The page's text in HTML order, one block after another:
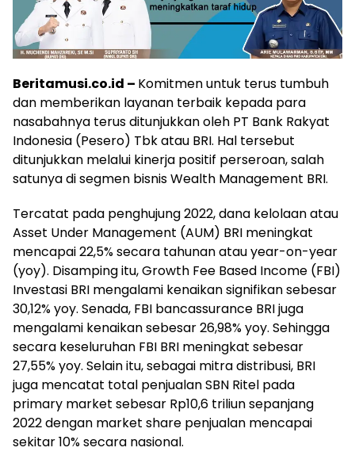
Beritamusi.co.id – Komitmen untuk terus tumbuh
dan memberikan layanan terbaik kepada para
nasabahnya terus ditunjukkan oleh PT Bank Rakyat
Indonesia (Pesero) Tbk atau BRI. Hal tersebut
ditunjukkan melalui kinerja positif perseroan, salah
satunya di segmen bisnis Wealth Management BRI.
Tercatat pada penghujung 2022, dana kelolaan atau
Asset Under Management (AUM) BRI meningkat
mencapai 22,5% secara tahunan atau year-on-year
(yoy). Disamping itu, Growth Fee Based Income (FBI)
Investasi BRI mengalami kenaikan signifikan sebesar
30,12% yoy. Senada, FBI bancassurance BRI juga
mengalami kenaikan sebesar 26,98% yoy. Sehingga
secara keseluruhan FBI BRI meningkat sebesar
27,55% yoy. Selain itu, sebagai mitra distribusi, BRI
juga mencatat total penjualan SBN Ritel pada
primary market sebesar Rp10,6 triliun sepanjang
2022 dengan market share penjualan mencapai
sekitar 10% secara nasional.